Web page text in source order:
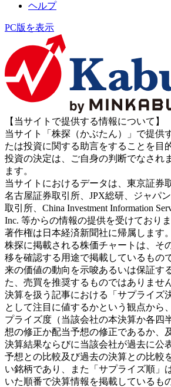
ヘルプ
PC版を表示
【当サイトで提供する情報について】
当サイト「株探（かぶたん）」で提供
たは投資に関する助言をすることを目
投資の決定は、ご自身の判断でなされ
ます。
当サイトにおけるデータは、東京証券
名古屋証券取引所、JPX総研、ジャパ
取引所、China Investment Information
Inc. 等からの情報の提供を受けており
著作権は日本経済新聞社に帰属します。
株探に掲載される株価チャートは、そ
移を確認する用途で掲載しているもの
来の価値の動向を示唆あるいは保証す
た、売買を推奨するものではありません
決算を扱う記事における「サプライズ
として注目に値するかという観点から
プライズ度（当該会社の本決算か各四
想の修正か配当予想の修正であるか、
決算結果ならびに当該会社が過去に公
予想との比較及び過去の決算との比較
い銘柄であり、また「サプライズ順」
いた順番で決算情報を掲載しているも